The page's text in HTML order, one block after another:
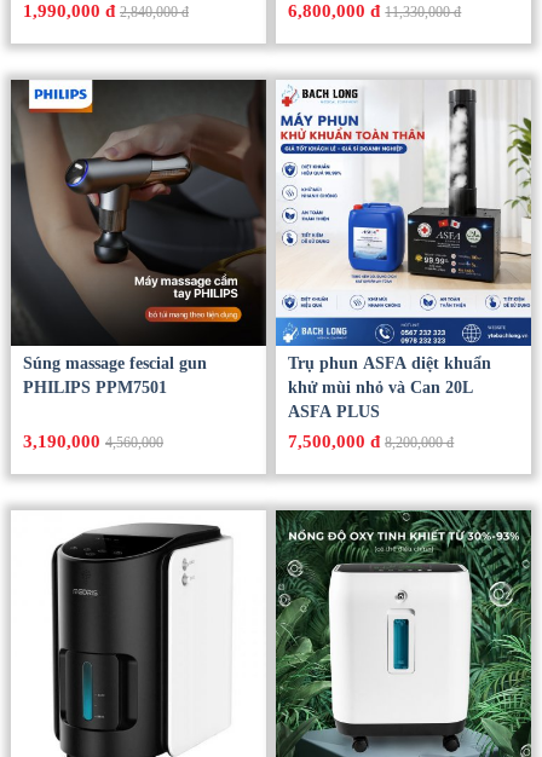
1,990,000 đ 2,840,000 đ 6,800,000 đ 11,330,000 đ
Súng massage fescial gun
PHILIPS PPM7501
3,190,0004,560,000
Trụ phun ASFA diệt khuẩn
khử mùi nhỏ và Can 20L
ASFA PLUS
7,500,000 đ 8,200,000 đ